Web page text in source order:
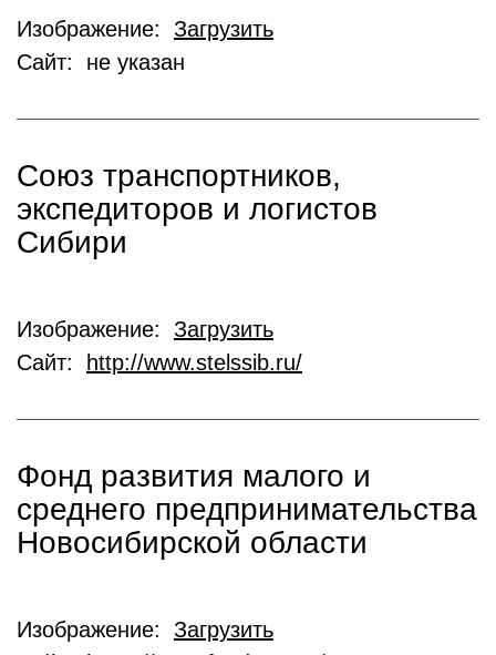
Изображение: Загрузить
Сайт: не указан
Союз транспортников,
экспедиторов и логистов
Сибири
Изображение: Загрузить
Сайт:
http://www.stelssib.ru/
Фонд развития малого и
среднего предпринимательства
Новосибирской области
Изображение: Загрузить